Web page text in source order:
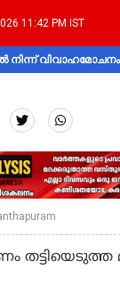
11:42 PM IST
നിന്ന്
തട്ടിയെടുത്ത